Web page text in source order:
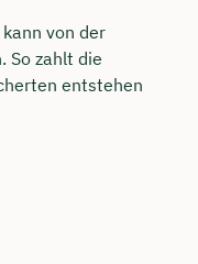
von der
So zahlt die
entstehen